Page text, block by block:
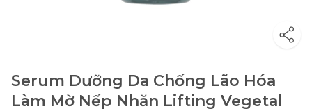
Serum Dưỡng Da Chống Lão Hóa
Làm Mờ Nếp Nhăn Lifting Vegetal